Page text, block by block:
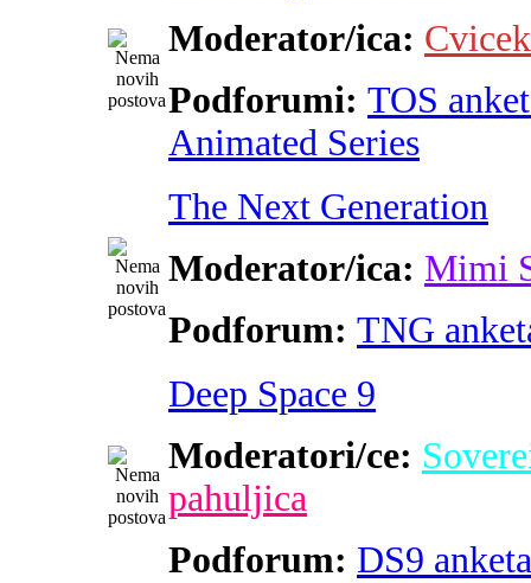
Moderator/ica: Cvicek
Podforumi: TOS
Animated Series
The Next Generation
Moderator/ica: Mimi
Podforum: TNG
Deep Space 9
Moderatori/ce:
pahuljica
Podforum: DS9 anketa